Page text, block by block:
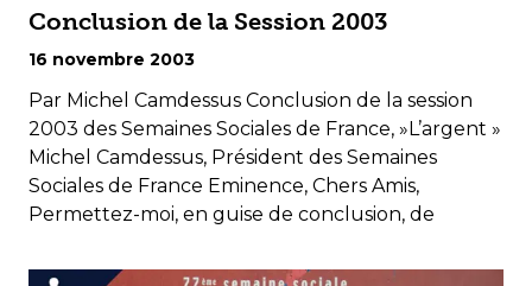
Conclusion de la Session 2003
16 novembre 2003
Par Michel Camdessus Conclusion de la session
2003 des Semaines Sociales de France, »L’argent »
Michel Camdessus, Président des Semaines
Sociales de France Eminence, Chers Amis,
Permettez-moi, en guise de conclusion, de